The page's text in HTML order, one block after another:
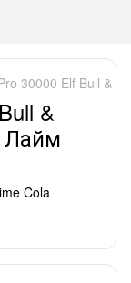
30000 Elf Bull &
&
Лайм
Cola